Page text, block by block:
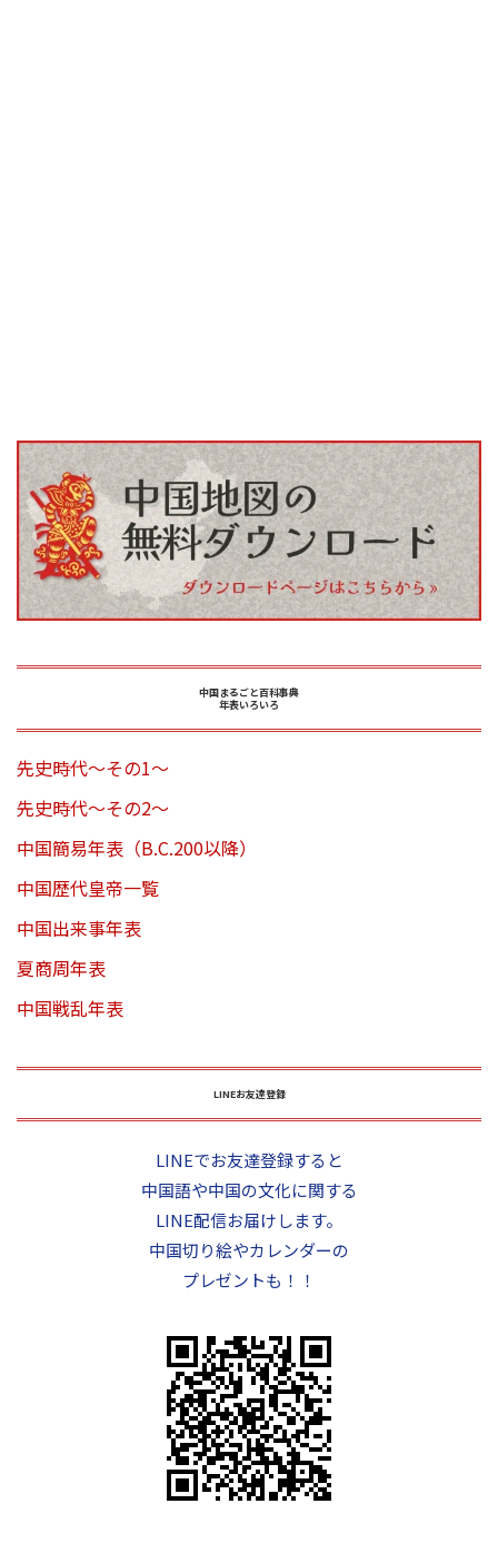
中国まるごと百科事典
年表いろいろ
先史時代～その1～
先史時代～その2～
中国簡易年表（B.C.200以降）
中国歴代皇帝一覧
中国出来事年表
夏商周年表
中国戦乱年表
LINEお友達登録
LINEでお友達登録すると
中国語や中国の文化に関する
LINE配信お届けします。
中国切り絵やカレンダーの
プレゼントも！！